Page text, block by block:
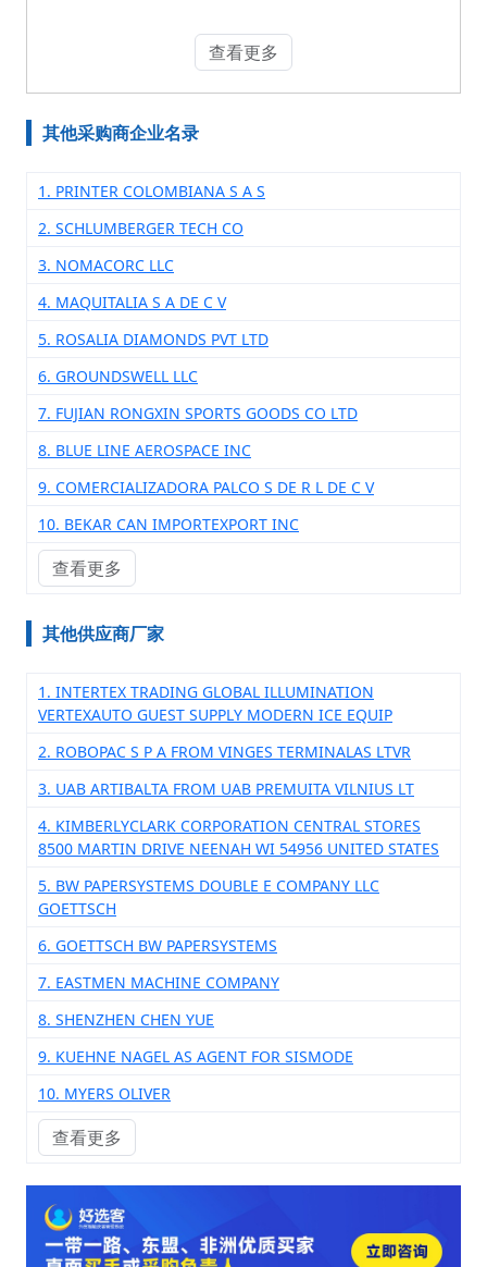
查看更多
其他采购商企业名录
1. PRINTER COLOMBIANA S A S
2. SCHLUMBERGER TECH CO
3. NOMACORC LLC
4. MAQUITALIA S A DE C V
5. ROSALIA DIAMONDS PVT LTD
6. GROUNDSWELL LLC
7. FUJIAN RONGXIN SPORTS GOODS CO LTD
8. BLUE LINE AEROSPACE INC
9. COMERCIALIZADORA PALCO S DE R L DE C V
10. BEKAR CAN IMPORTEXPORT INC
查看更多
其他供应商厂家
1. INTERTEX TRADING GLOBAL ILLUMINATION
VERTEXAUTO GUEST SUPPLY MODERN ICE EQUIP
2. ROBOPAC S P A FROM VINGES TERMINALAS LTVR
3. UAB ARTIBALTA FROM UAB PREMUITA VILNIUS LT
4. KIMBERLYCLARK CORPORATION CENTRAL STORES
8500 MARTIN DRIVE NEENAH WI 54956 UNITED STATES
5. BW PAPERSYSTEMS DOUBLE E COMPANY LLC
GOETTSCH
6. GOETTSCH BW PAPERSYSTEMS
7. EASTMEN MACHINE COMPANY
8. SHENZHEN CHEN YUE
9. KUEHNE NAGEL AS AGENT FOR SISMODE
10. MYERS OLIVER
查看更多